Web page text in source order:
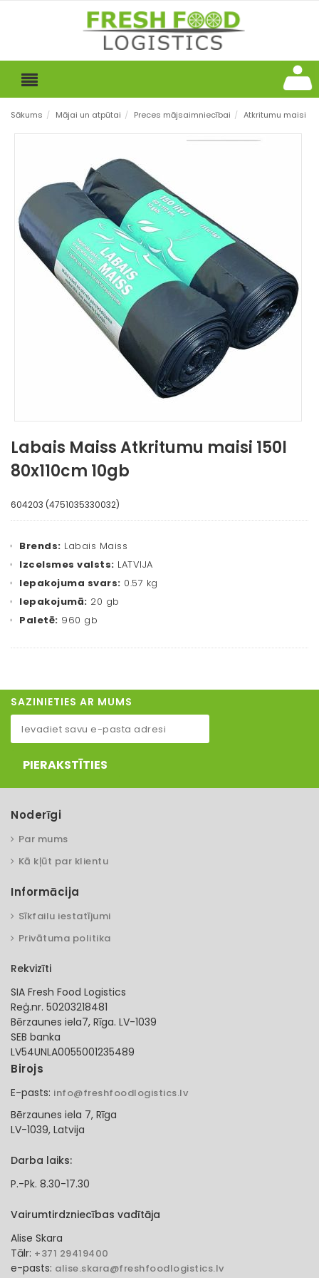
Sākums / Mājai un atpūtai / Preces mājsaimniecībai / Atkritumu maisi
Labais Maiss Atkritumu maisi 150l
80x110cm 10gb
604203 (4751035330032)
Brends: Labais Maiss
Izcelsmes valsts: LATVIJA
Iepakojuma svars: 0.57 kg
Iepakojumā: 20 gb
Paletē: 960 gb
SAZINIETIES AR MUMS
PIERAKSTĪTIES
Noderīgi
Par mums
Kā kļūt par klientu
Informācija
Sīkfailu iestatījumi
Privātuma politika
Rekvizīti
SIA Fresh Food Logistics
Reģ.nr. 50203218481
Bērzaunes iela7, Rīga. LV-1039
SEB banka
LV54UNLA0055001235489
Birojs
E-pasts: info@freshfoodlogistics.lv
Bērzaunes iela 7, Rīga
LV-1039, Latvija
Darba laiks:
P.-Pk. 8.30-17.30
Vairumtirdzniecības vadītāja
Alise Skara
Tālr: +371 29419400
e-pasts: alise.skara@freshfoodlogistics.lv